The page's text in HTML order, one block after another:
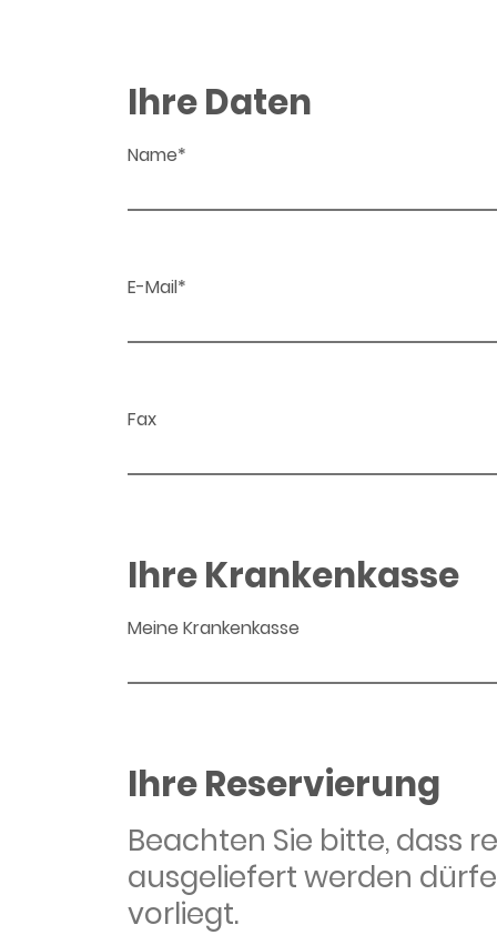
Ihre Daten
Name*
E-Mail*
Fax
Ihre Krankenkasse
Meine Krankenkasse
Ihre Reservierung
Beachten Sie bitte, dass
ausgeliefert werden
vorliegt.